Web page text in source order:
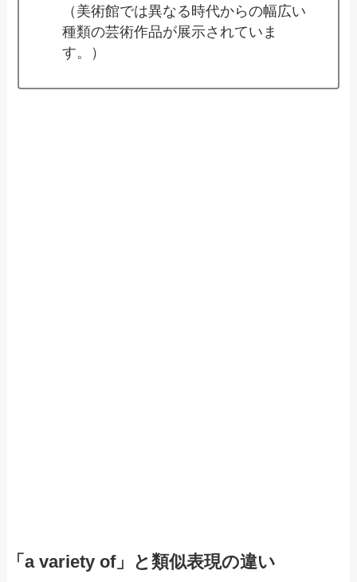
（美術館では異なる時代からの幅広い
種類の芸術作品が展示されていま
す。）
「a variety of」と類似表現の違い